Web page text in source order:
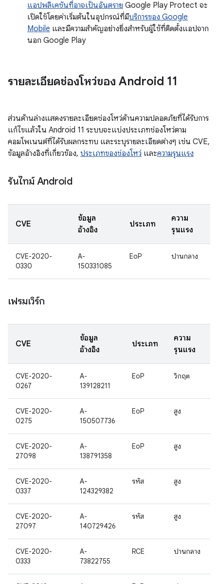
แอปพลิเคชันที่อาจเป็นอันตราย Google Play Protect จะ
เปิดใช้โดยค่าเริ่มต้นในอุปกรณ์ที่มีบริการของ Google
Mobile และมีความสำคัญอย่างยิ่งสำหรับผู้ใช้ที่ติดตั้งแอปจาก
นอก Google Play
รายละเอียดช่องโหว่ของ Android 11
ส่วนด้านล่างแสดงรายละเอียดช่องโหว่ด้านความปลอดภัยที่ได้รับการ
แก้ไขแล้วใน Android 11 ระบบจะแบ่งประเภทช่องโหว่ตาม
คอมโพเนนต์ที่ได้รับผลกระทบ และระบุรายละเอียดต่างๆ เช่น CVE,
ข้อมูลอ้างอิงที่เกี่ยวข้อง, ประเภทของช่องโหว่ และความรุนแรง
รันไทม์ Android
CVE
ข้อมูล
อ้างอิง
ประเภท
ความ
รุนแรง
CVE-2020-
0330
A-
150331085
EoP ปานกลาง
เฟรมเวิร์ก
CVE
ข้อมูล
อ้างอิง
ประเภท
ความ
รุนแรง
CVE-2020-
0267
A-
139128211
EoP วิกฤต
CVE-2020-
0275
A-
150507736
EoP สูง
CVE-2020-
27098
A-
138791358
EoP สูง
CVE-2020-
0337
A-
124329382
รหัส สูง
CVE-2020-
27097
A-
140729426
รหัส สูง
CVE-2020-
0333
A-
73822755
RCE ปานกลาง